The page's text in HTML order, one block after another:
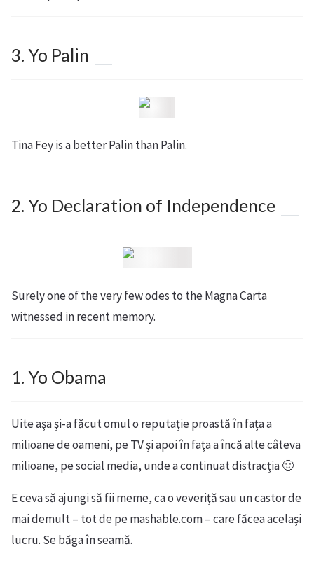
3. Yo Palin
Tina Fey is a better Palin than Palin.
2. Yo Declaration of Independence
Surely one of the very few odes to the Magna Carta
witnessed in recent memory.
1. Yo Obama
Uite aşa şi-a făcut omul o reputaţie proastă în faţa a
milioane de oameni, pe TV şi apoi în faţa a încă alte câteva
milioane, pe social media, unde a continuat distracţia 🙂
E ceva să ajungi să fii meme, ca o veveriţă sau un castor de
mai demult – tot de pe mashable.com – care făcea acelaşi
lucru. Se băga în seamă.